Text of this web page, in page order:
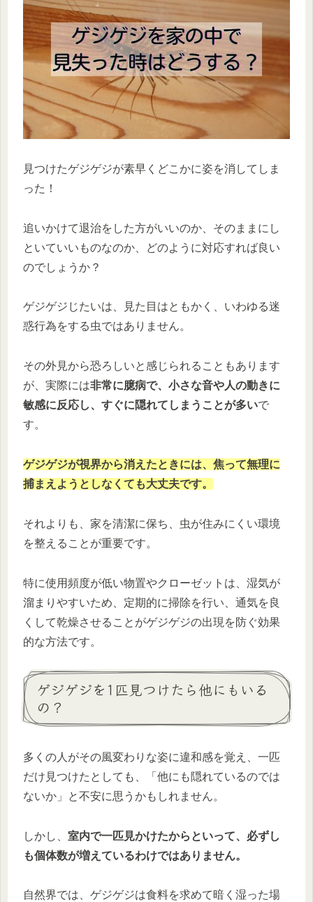
見つけたゲジゲジが素早くどこかに姿を消してしま
った！
追いかけて退治をした方がいいのか、そのままにし
といていいものなのか、どのように対応すれば良い
のでしょうか？
ゲジゲジじたいは、見た目はともかく、いわゆる迷
惑行為をする虫ではありません。
その外見から恐ろしいと感じられることもあります
が、実際には非常に臆病で、小さな音や人の動きに
敏感に反応し、すぐに隠れてしまうことが多いで
す。
ゲジゲジが視界から消えたときには、焦って無理に
捕まえようとしなくても大丈夫です。
それよりも、家を清潔に保ち、虫が住みにくい環境
を整えることが重要です。
特に使用頻度が低い物置やクローゼットは、湿気が
溜まりやすいため、定期的に掃除を行い、通気を良
くして乾燥させることがゲジゲジの出現を防ぐ効果
的な方法です。
ゲジゲジを1匹見つけたら他にもいる
の？
多くの人がその風変わりな姿に違和感を覚え、一匹
だけ見つけたとしても、「他にも隠れているのでは
ないか」と不安に思うかもしれません。
しかし、 室内で一匹見かけたからといって、必ずし
も個体数が増えているわけではありません。
自然界では、ゲジゲジは食料を求めて暗く湿った場